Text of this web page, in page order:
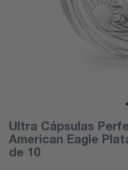
Ultra Cápsulas
American Eagle
de 10